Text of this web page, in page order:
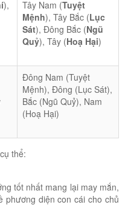
),
Tây Nam (Tuyệt
Mệnh), Tây Bắc (Lục
Sát), Đông Bắc (Ngũ
Quỷ), Tây (Hoạ Hại)
Đông Nam (Tuyệt
Mệnh), Đông (Lục Sát),
Bắc (Ngũ Quỷ), Nam
(Hoạ Hại)
thể:
tốt nhất mang lại may mắn,
phương diện con cái cho chủ